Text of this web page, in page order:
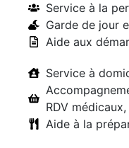
Service à la
Garde de jour
Aide aux
Service à
RDV
Aide à la